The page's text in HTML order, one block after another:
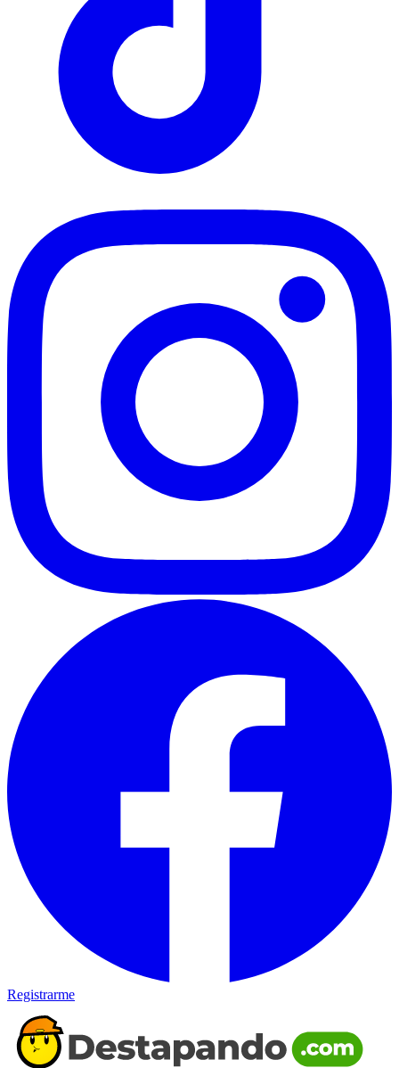
Registrarme